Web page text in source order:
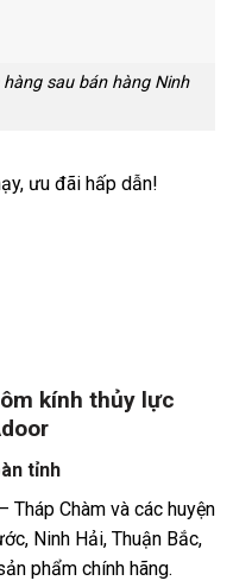
sau bán hàng Ninh
ưu đãi hấp dẫn!
kính thủy lực
tỉnh
Tháp Chàm và các huyện
Ninh Hải, Thuận Bắc,
phẩm chính hãng.